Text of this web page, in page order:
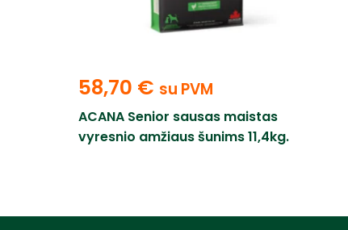
58,70 € su PVM
ACANA Senior sausas maistas
vyresnio amžiaus šunims 11,4kg.